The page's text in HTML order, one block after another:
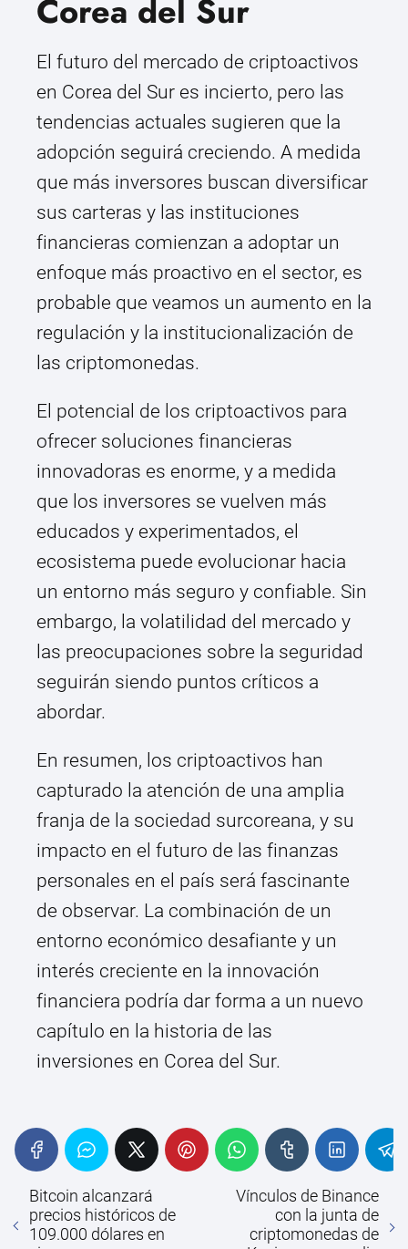
Corea del Sur
El futuro del mercado de criptoactivos
en Corea del Sur es incierto, pero las
tendencias actuales sugieren que la
adopción seguirá creciendo. A medida
que más inversores buscan diversificar
sus carteras y las instituciones
financieras comienzan a adoptar un
enfoque más proactivo en el sector, es
probable que veamos un aumento en la
regulación y la institucionalización de
las criptomonedas.
El potencial de los criptoactivos para
ofrecer soluciones financieras
innovadoras es enorme, y a medida
que los inversores se vuelven más
educados y experimentados, el
ecosistema puede evolucionar hacia
un entorno más seguro y confiable. Sin
embargo, la volatilidad del mercado y
las preocupaciones sobre la seguridad
seguirán siendo puntos críticos a
abordar.
En resumen, los criptoactivos han
capturado la atención de una amplia
franja de la sociedad surcoreana, y su
impacto en el futuro de las finanzas
personales en el país será fascinante
de observar. La combinación de un
entorno económico desafiante y un
interés creciente en la innovación
financiera podría dar forma a un nuevo
capítulo en la historia de las
inversiones en Corea del Sur.
Bitcoin alcanzará
precios históricos de
109.000 dólares en
Vínculos de Binance
con la junta de
criptomonedas de